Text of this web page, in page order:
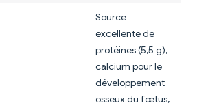
Source
excellente de
protéines (5,5 g),
calcium pour le
développement
osseux du fœtus,